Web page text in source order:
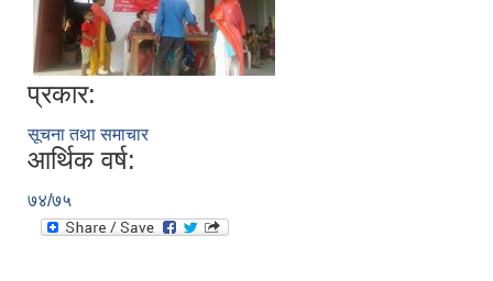
प्रकार:
सूचना तथा समाचार
आर्थिक वर्ष:
७४/७५